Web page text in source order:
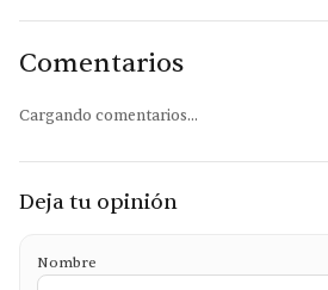
Comentarios
Cargando comentarios...
Deja tu opinión
Nombre